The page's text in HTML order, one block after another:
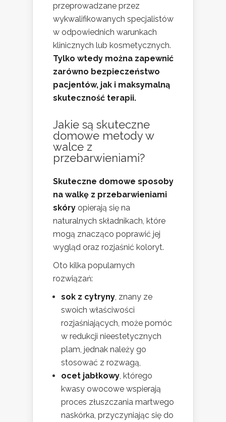
przeprowadzane przez
wykwalifikowanych specjalistów
w odpowiednich warunkach
klinicznych lub kosmetycznych.
Tylko wtedy można zapewnić
zarówno bezpieczeństwo
pacjentów, jak i maksymalną
skuteczność terapii.
Jakie są skuteczne
domowe metodyw
walce z
przebarwieniami?
Skuteczne domowe sposoby
na walkę z przebarwieniami
skóry opierają się na
naturalnych składnikach, które
mogą znacząco poprawić jej
wygląd oraz rozjaśnić koloryt.
Oto kilka popularnych
rozwiązań:
sok z cytryny, znany ze
swoich właściwości
rozjaśniających, może pomóc
w redukcji nieestetycznych
plam, jednak należy go
stosować z rozwagą,
ocet jabłkowy, którego
kwasy owocowe wspierają
proces złuszczania martwego
naskórka, przyczyniając się do